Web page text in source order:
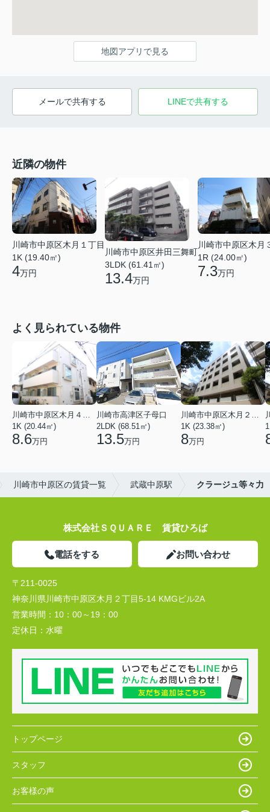
地図アプリで見る
メールで共有する LINEで共有する
近隣の物件
川崎市中原区木月１丁目
1K (19.40㎡)
4万円
川崎市中原区井田三舞町
3LDK (61.41㎡)
13.4万円
川崎市中原区木月
1R (24.00㎡)
7.3万円
よく見られている物件
川崎市中原区木月４丁目
1K (20.44㎡)
8.6万円
川崎市高津区子母口
2LDK (68.51㎡)
13.5万円
川崎市中原区木月２丁目
1K (23.38㎡)
8万円
川崎市中原区の賃貸一覧 武蔵中原駅 クラージュ等々力
株式会社ＳＱＵＡＲＥ 賃貸ひろば
電話をする お問い合わせ
〒211-0025
神奈川県川崎市中原区木月２丁目5-14 KMGビル2A
営業時間： 10：00～19：00
定休日： 水曜
トップページ
スタッフ
お客様の声